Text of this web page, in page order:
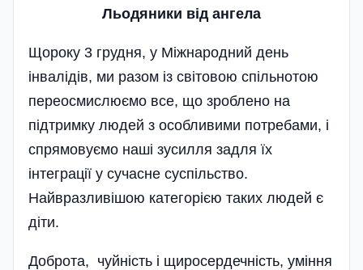
Льодяники від ангела
Щороку 3 грудня, у Міжнародний день
інвалідів, ми разом із світовою спільнотою
переосмислюємо все, що зроблено на
підтримку людей з особливими потребами, і
спрямовуємо наші зусилля задля їх
інтеграції у сучасне су­спільство.
Найвразливішою категорією таких людей є
діти.
Доброта, чуйність і щиросердечність, уміння